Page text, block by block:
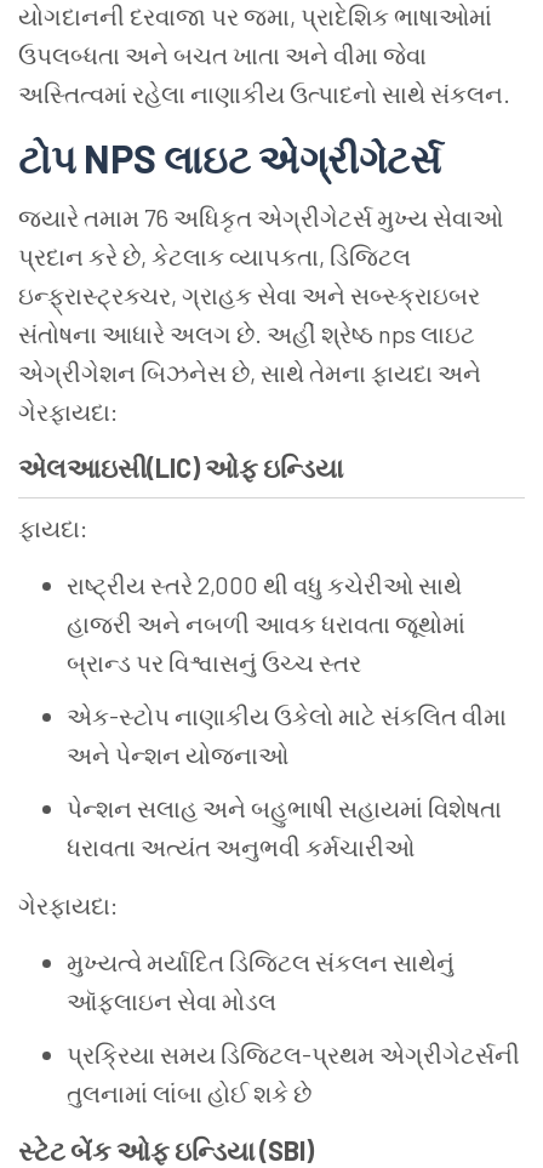
યોગદાનની દરવાજા પર જમા, પ્રાદેશિક ભાષાઓમાં
ઉપલબ્ધતા અને બચત ખાતા અને વીમા જેવા
અસ્તિત્વમાં રહેલા નાણાકીય ઉત્પાદનો સાથે સંકલન.
ટોપ NPS લાઇટ એગ્રીગેટર્સ
જ્યારે તમામ 76 અધિકૃત એગ્રીગેટર્સ મુખ્ય સેવાઓ
પ્રદાન કરે છે, કેટલાક વ્યાપકતા, ડિજિટલ
ઇન્ફ્રાસ્ટ્રક્ચર, ગ્રાહક સેવા અને સબ્સ્ક્રાઇબર
સંતોષના આધારે અલગ છે. અહીં શ્રેષ્ઠ nps લાઇટ
એગ્રીગેશન બિઝનેસ છે, સાથે તેમના ફાયદા અને
ગેરફાયદા:
એલઆઇસી(LIC) ઓફ ઇન્ડિયા
ફાયદા:
રાષ્ટ્રીય સ્તરે 2,000 થી વધુ કચેરીઓ સાથે
હાજરી અને નબળી આવક ધરાવતા જૂથોમાં
બ્રાન્ડ પર વિશ્વાસનું ઉચ્ચ સ્તર
એક-સ્ટોપ નાણાકીય ઉકેલો માટે સંકલિત વીમા
અને પેન્શન યોજનાઓ
પેન્શન સલાહ અને બહુભાષી સહાયમાં વિશેષતા
ધરાવતા અત્યંત અનુભવી કર્મચારીઓ
ગેરફાયદા:
મુખ્યત્વે મર્યાદિત ડિજિટલ સંકલન સાથેનું
ઑફલાઇન સેવા મોડલ
પ્રક્રિયા સમય ડિજિટલ-પ્રથમ એગ્રીગેટર્સની
તુલનામાં લાંબા હોઈ શકે છે
સ્ટેટ બેંક ઓફ ઇન્ડિયા (SBI)